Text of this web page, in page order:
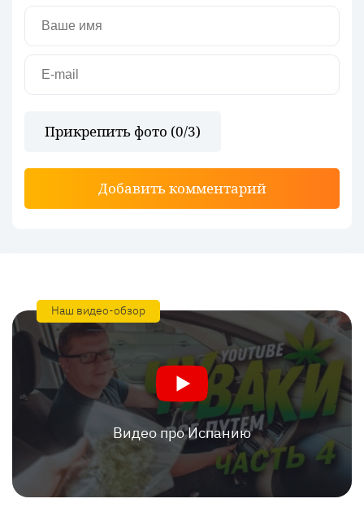
Прикрепить фото (0/3)
Добавить комментарий
Наш видео-обзор
Видео про Испанию